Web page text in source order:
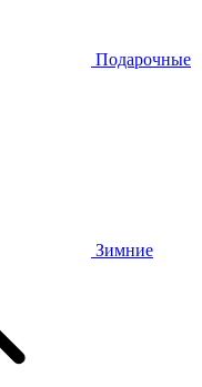
Подарочные
Зимние